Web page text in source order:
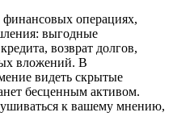
финансовых операциях,
выгодные
возврат долгов,
вложений. В
видеть скрытые
бесценным активом.
к вашему мнению,